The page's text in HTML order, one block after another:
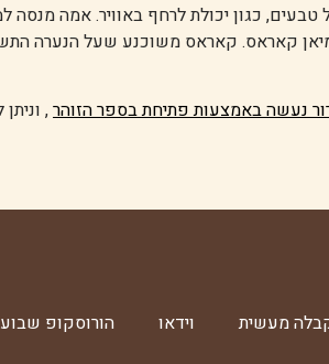
רייגן המגלה כוחות על טבעים, כגון יכולת לרחף באוויר. אמה
קאראס. קאראס משוכנע שעל הנערה
נעשה באמצעות פתיחת בספר הזוהר,
מעשית וידאו הורוסקופ